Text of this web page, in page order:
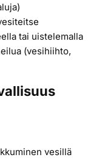
tai uistelemalla
(vesihiihto,
vesillä